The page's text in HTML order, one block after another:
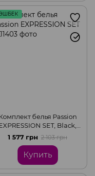
белья Passion
SET, Black,
2XL/3XL
1 577 грн 2 103 грн
Купить